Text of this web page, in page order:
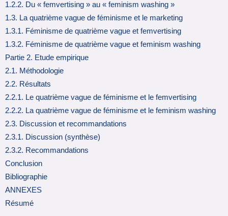
1.2.2. Du « femvertising » au « feminism washing »
1.3. La quatrième vague de féminisme et le marketing
1.3.1. Féminisme de quatrième vague et femvertising
1.3.2. Féminisme de quatrième vague et feminism washing
Partie 2. Etude empirique
2.1. Méthodologie
2.2. Résultats
2.2.1. Le quatrième vague de féminisme et le femvertising
2.2.2. La quatrième vague de féminisme et le feminism washing
2.3. Discussion et recommandations
2.3.1. Discussion (synthèse)
2.3.2. Recommandations
Conclusion
Bibliographie
ANNEXES
Résumé